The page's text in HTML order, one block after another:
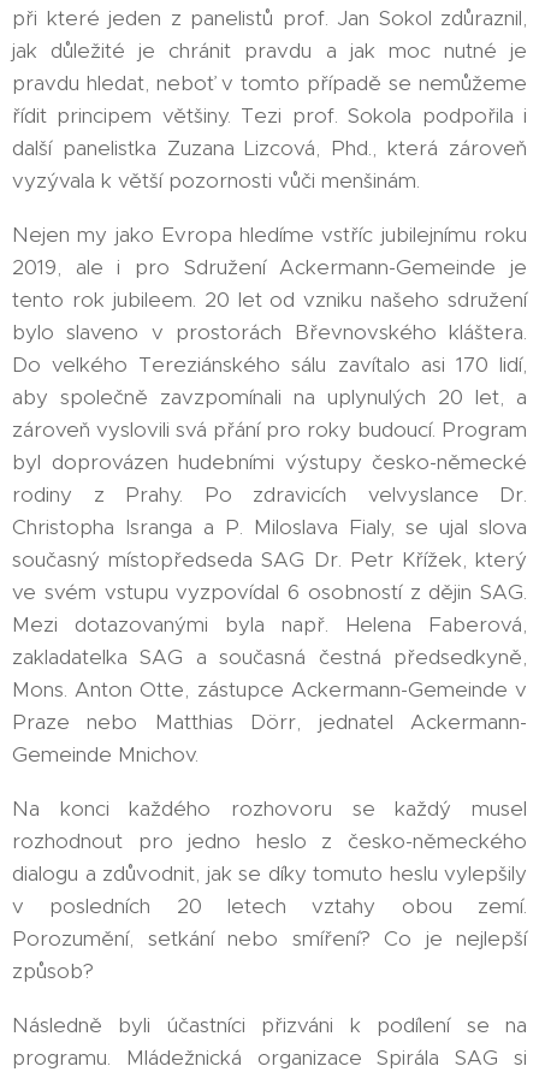
při které jeden z panelistů prof. Jan Sokol zdůraznil,
jak důležité je chránit pravdu a jak moc nutné je
pravdu hledat, neboť v tomto případě se nemůžeme
řídit principem většiny. Tezi prof. Sokola podpořila i
další panelistka Zuzana Lizcová, Phd., která zároveň
vyzývala k větší pozornosti vůči menšinám.
Nejen my jako Evropa hledíme vstříc jubilejnímu roku
2019, ale i pro Sdružení Ackermann-Gemeinde je
tento rok jubileem. 20 let od vzniku našeho sdružení
bylo slaveno v prostorách Břevnovského kláštera.
Do velkého Tereziánského sálu zavítalo asi 170 lidí,
aby společně zavzpomínali na uplynulých 20 let, a
zároveň vyslovili svá přání pro roky budoucí. Program
byl doprovázen hudebními výstupy česko-německé
rodiny z Prahy. Po zdravicích velvyslance Dr.
Christopha Isranga a P. Miloslava Fialy, se ujal slova
současný místopředseda SAG Dr. Petr Křížek, který
ve svém vstupu vyzpovídal 6 osobností z dějin SAG.
Mezi dotazovanými byla např. Helena Faberová,
zakladatelka SAG a současná čestná předsedkyně,
Mons. Anton Otte, zástupce Ackermann-Gemeinde v
Praze nebo Matthias Dörr, jednatel Ackermann-
Gemeinde Mnichov.
Na konci každého rozhovoru se každý musel
rozhodnout pro jedno heslo z česko-německého
dialogu a zdůvodnit, jak se díky tomuto heslu vylepšily
v posledních 20 letech vztahy obou zemí.
Porozumění, setkání nebo smíření? Co je nejlepší
způsob?
Následně byli účastníci přizváni k podílení se na
programu. Mládežnická organizace Spirála SAG si